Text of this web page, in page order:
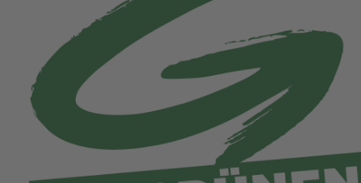
Verkehr und Mobilität
Kultur
Natur und Umwelt
Demokratie
Geschichte